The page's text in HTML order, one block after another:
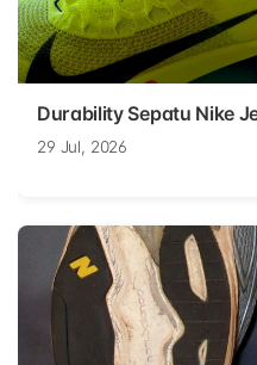
Durability Sepatu Nike
29 Jul, 2026